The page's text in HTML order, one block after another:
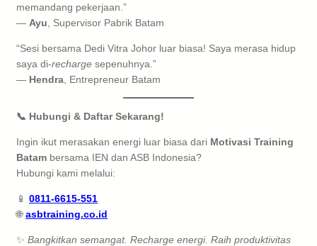
memandang pekerjaan.”
— Ayu , Supervisor Pabrik Batam
“Sesi bersama Dedi Vitra Johor luar biasa! Saya merasa hidup
saya di-recharge sepenuhnya.”
— Hendra , Entrepreneur Batam
📞 Hubungi & Daftar Sekarang!
Ingin ikut merasakan energi luar biasa dari Motivasi Training
Batam bersama IEN dan ASB Indonesia?
Hubungi kami melalui:
📱 0811-6615-551
🌐asbtraining.co.id
✨ Bangkitkan semangat. Recharge energi. Raih produktivitas